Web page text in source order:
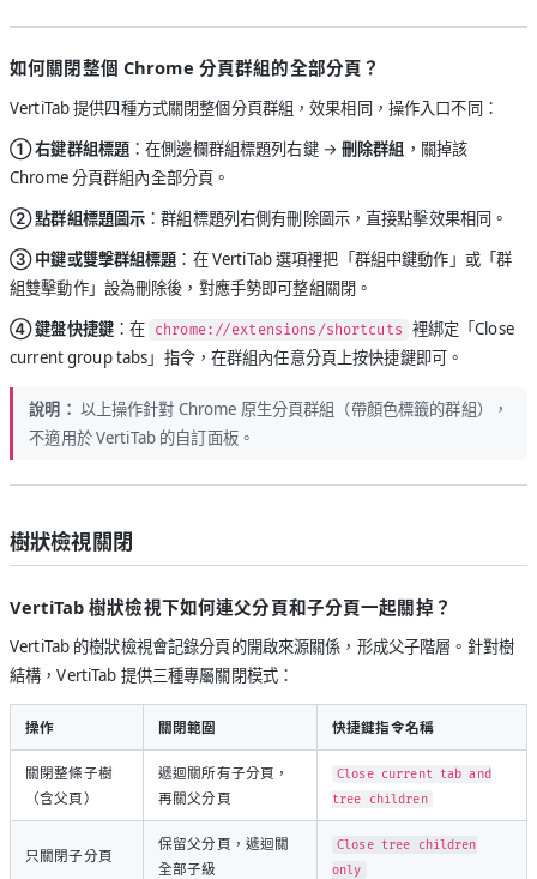
如何關閉整個 Chrome 分頁群組的全部分頁？
VertiTab 提供四種方式關閉整個分頁群組，效果相同，操作入口不同：
① 右鍵群組標題 ：在側邊欄群組標題列右鍵 →刪除群組 ，關掉該
Chrome 分頁群組內全部分頁。
② 點群組標題圖示 ：群組標題列右側有刪除圖示，直接點擊效果相同。
③ 中鍵或雙擊群組標題 ：在 VertiTab 選項裡把「群組中鍵動作」或「群
組雙擊動作」設為刪除後，對應手勢即可整組關閉。
④ 鍵盤快捷鍵：在 chrome://extensions/shortcuts 裡綁定「Close
current group tabs」指令，在群組內任意分頁上按快捷鍵即可。
說明： 以上操作針對 Chrome 原生分頁群組（帶顏色標籤的群組），
不適用於 VertiTab 的自訂面板。
樹狀檢視關閉
VertiTab 樹狀檢視下如何連父分頁和子分頁一起關掉？
VertiTab 的樹狀檢視會記錄分頁的開啟來源關係，形成父子階層。針對樹
結構，VertiTab 提供三種專屬關閉模式：
操作 關閉範圍 快捷鍵指令名稱
關閉整條子樹
（含父頁）
遞迴關所有子分頁，
再關父分頁
Close current tab and
tree children
只關閉子分頁
保留父分頁，遞迴關
全部子級
Close tree children
only